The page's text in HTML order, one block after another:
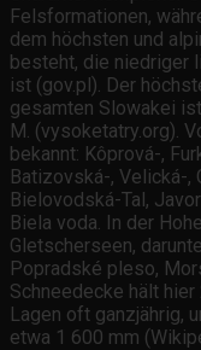
Felsformationen,
dem höchsten und
besteht, die niedriger
ist (gov.pl). Der
gesamten Slowakei
M. (vysoketatry.org).
bekannt: Kôprová-,
Batizovská-, Velická-,
Bielovodská-Tal,
Biela voda. In der
Gletscherseen,
Popradské pleso,
Schneedecke hält
Lagen oft ganzjährig,
etwa 1 600 mm